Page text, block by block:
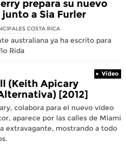
prepara su nuevo
a Sia Furler
COSTA RICA
australiana ya ha escrito para
Rida
Vídeo
(Keith Apicary
[2012]
colabora para el nuevo vídeo
aparece por las calles de Miami
extravagante, mostrando a todo